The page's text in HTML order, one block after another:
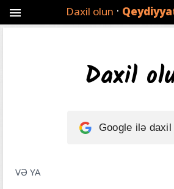
menu Daxil olun ·
Daxil
Google ilə daxil
VƏ YA